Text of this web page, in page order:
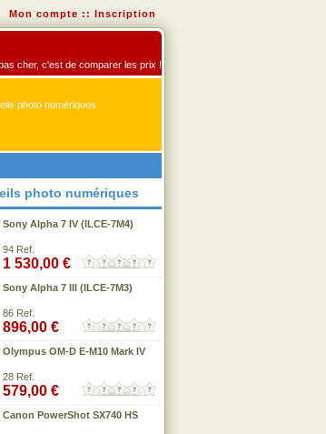
Mon compte :: Inscription
cher, c'est de comparer les prix !
photo numériques
photo numériques
Sony Alpha 7 IV (ILCE-7M4)
94 Ref.
1 530,00 €
Sony Alpha 7 III (ILCE-7M3)
86 Ref.
896,00 €
Olympus OM-D E-M10 Mark IV
28 Ref.
579,00 €
Canon PowerShot SX740 HS